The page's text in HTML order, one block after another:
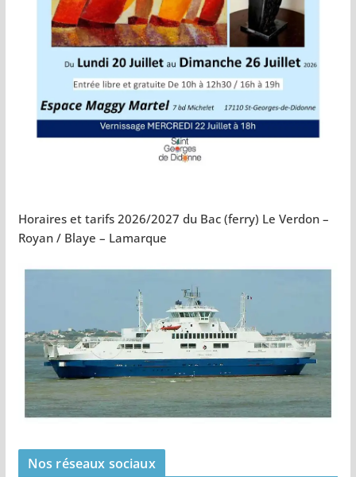
Horaires et tarifs 2026/2027 du Bac (ferry) Le Verdon –
Royan / Blaye – Lamarque
Nos réseaux sociaux